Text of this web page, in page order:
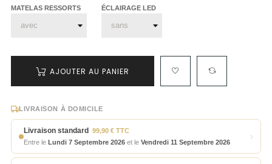
MATELAS RESSORTS ÉCLAIRAGE LED
AJOUTER AU PANIER
LIVRAISON À DOMICILE
Livraison standard
99,90 € TTC
Entre le Lundi 7 Septembre 2026 et le Vendredi 11 Septembre 2026
›